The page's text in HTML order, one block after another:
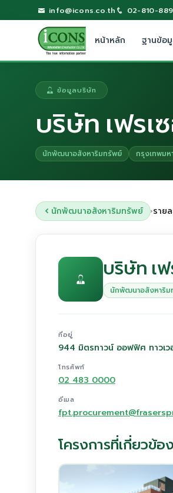
info@icons.co.th 02-810-
หน้าหลัก ฐานข้อ
ข้อมูลบริษัท
บริษัท เฟรเ
นักพัฒนาอสังหาริมทรัพย์ กรุงเทพมห
นักพัฒนาอสังหาริมทรัพย์ ›ราย
บริษัท เ
นักพัฒนาอสังหาริม
ที่อยู่
944 มิตรทาวน์ ออฟฟิศ ทาวเว
โทรศัพท์
02 483 0000
อีเมล
โครงการที่เกี่ยวข้อง